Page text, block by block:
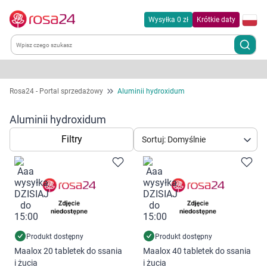
Wysyłka 0 zł Krótkie daty
Kategorie
Chemia gospodarcza
Dla zwierząt
Dom i ogród
Zdrowie
Kobieta w ciąży i mama
Rosa24 - Portal sprzedażowy Aluminii hydroxidum
Aluminii hydroxidum
Filtry Sortuj: Domyślnie
Produkt dostępny
Maalox 20 tabletek do ssania
i żucia
Produkt dostępny
Maalox 40 tabletek do ssania
i żucia